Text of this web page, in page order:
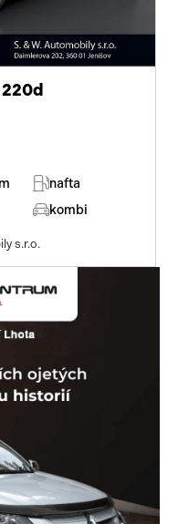
Pracovní stroje
Auto a život
nafta
kombi
s.r.o.